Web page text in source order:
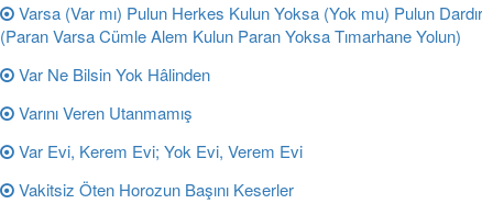
Varsa (Var mı) Pulun Herkes Kulun Yoksa (Yok mu) Pulun
(Paran Varsa Cümle Alem Kulun Paran Yoksa Tımarhane Yolun)
Var Ne Bilsin Yok Hâlinden
Varını Veren Utanmamış
Var Evi, Kerem Evi; Yok Evi, Verem Evi
Vakitsiz Öten Horozun Başını Keserler